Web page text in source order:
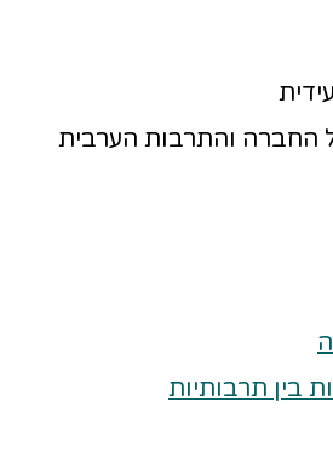
החברה והתרבות הערבית
בין תרבותיות